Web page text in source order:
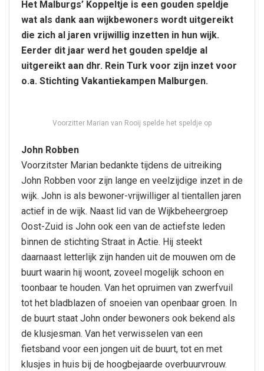
Het Malburgs’ Koppeltje is een gouden speldje
wat als dank aan wijkbewoners wordt uitgereikt
die zich al jaren vrijwillig inzetten in hun wijk.
Eerder dit jaar werd het gouden speldje al
uitgereikt aan dhr. Rein Turk voor zijn inzet voor
o.a. Stichting Vakantiekampen Malburgen.
Voorzitter Marian van Rooij spelde het speldje op
John Robben
Voorzitster Marian bedankte tijdens de uitreiking
John Robben voor zijn lange en veelzijdige inzet in de
wijk. John is als bewoner-vrijwilliger al tientallen jaren
actief in de wijk. Naast lid van de Wijkbeheergroep
Oost-Zuid is John ook een van de actiefste leden
binnen de stichting Straat in Actie. Hij steekt
daarnaast letterlijk zijn handen uit de mouwen om de
buurt waarin hij woont, zoveel mogelijk schoon en
toonbaar te houden. Van het opruimen van zwerfvuil
tot het bladblazen of snoeien van openbaar groen. In
de buurt staat John onder bewoners ook bekend als
de klusjesman. Van het verwisselen van een
fietsband voor een jongen uit de buurt, tot en met
klusjes in huis bij de hoogbejaarde overbuurvrouw.